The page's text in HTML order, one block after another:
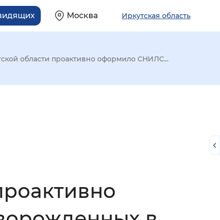
Москва Иркутская область
области проактивно оформило СНИЛС...